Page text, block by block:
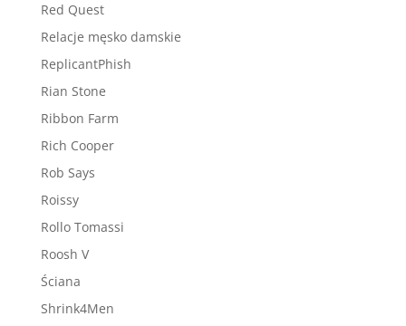
Red Quest
Relacje męsko damskie
ReplicantPhish
Rian Stone
Ribbon Farm
Rich Cooper
Rob Says
Roissy
Rollo Tomassi
Roosh V
Ściana
Shrink4Men